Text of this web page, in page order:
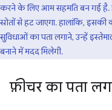
करने के लिए आम सहमति बन गई है.
स्रोतों से हट जाएगा. हालांकि,
सुविधाओं का पता लगाने, उन्हें
बनाने में मदद मिलेगी.
फ़ीचर का पता